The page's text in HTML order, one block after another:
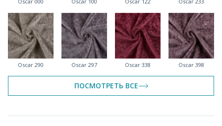
Oscar 290 Oscar 297 Oscar 338 Oscar 398
спецценаПОСМОТРЕТЬ ВСЕ